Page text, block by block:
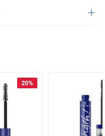
20%